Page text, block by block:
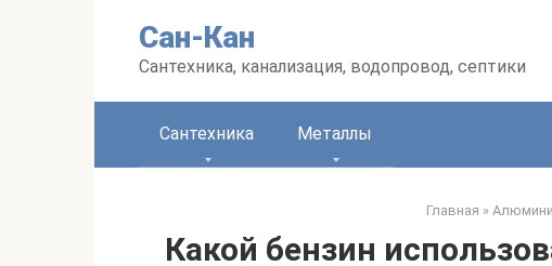
Сан-Кан
Сантехника, канализация, водопровод, септики
Сантехника Металлы
Главная »
Какой бензин